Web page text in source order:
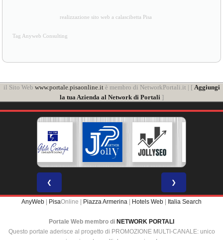
realizzazione sito web a calascibetta Pisa
Tag Anyweb Consulting
il Sito Web www.portale.pisaonline.itè membro di NetworkPortali.it | [ Aggiungi
la tua Azienda al Network di Portali ]
❮ ❯
AnyWeb | PisaOnline | Piazza Armerina | Hotels Web | Italia Search
Portale Web membro di NETWORK PORTALI
Questo portale aderisce al progetto di PROMOZIONE MULTI-CANALE: unico